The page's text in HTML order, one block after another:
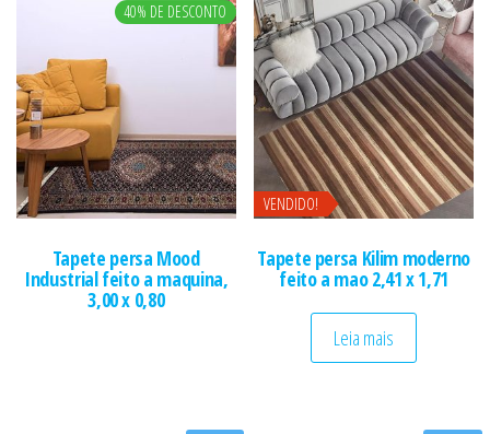
40% DE DESCONTO
Tapete persa Mood
Industrial feito a maquina,
3,00 x 0,80
VENDIDO!
Tapete persa Kilim moderno
feito a mao 2,41 x 1,71
Leia mais